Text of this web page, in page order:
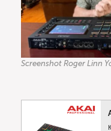
Screenshot Roger Linn